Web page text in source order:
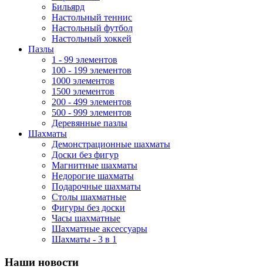
Бильярд
Настольный теннис
Настольный футбол
Настольный хоккей
Пазлы
1 - 99 элементов
100 - 199 элементов
1000 элементов
1500 элементов
200 - 499 элементов
500 - 999 элементов
Деревянные пазлы
Шахматы
Демонстрационные шахматы
Доски без фигур
Магнитные шахматы
Недорогие шахматы
Подарочные шахматы
Столы шахматные
Фигуры без доски
Часы шахматные
Шахматные аксессуары
Шахматы - 3 в 1
Наши новости